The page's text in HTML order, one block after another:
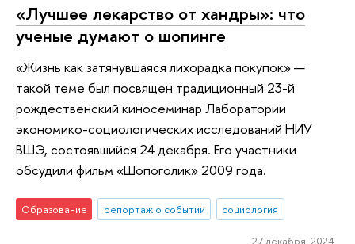
«Лучшее лекарство от хандры»: что
ученые думают о шопинге
«Жизнь как затянувшаяся лихорадка покупок» —
такой теме был посвящен традиционный 23-й
рождественский киносеминар Лаборатории
экономико-социологических исследований НИУ
ВШЭ, состоявшийся 24 декабря. Его участники
обсудили фильм «Шопоголик» 2009 года.
Образование репортаж о событии социология
27 декабря 2024